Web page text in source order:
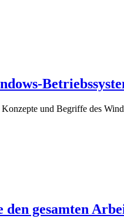
und Begriffe des
gesamten